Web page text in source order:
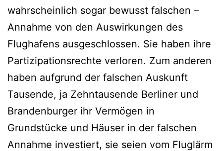
wahrscheinlich sogar bewusst falschen –
Annahme von den Auswirkungen des
Flughafens ausgeschlossen. Sie haben ihre
Partizipationsrechte verloren. Zum anderen
haben aufgrund der falschen Auskunft
Tausende, ja Zehntausende Berliner und
Brandenburger ihr Vermögen in
Grundstücke und Häuser in der falschen
Annahme investiert, sie seien vom Fluglärm